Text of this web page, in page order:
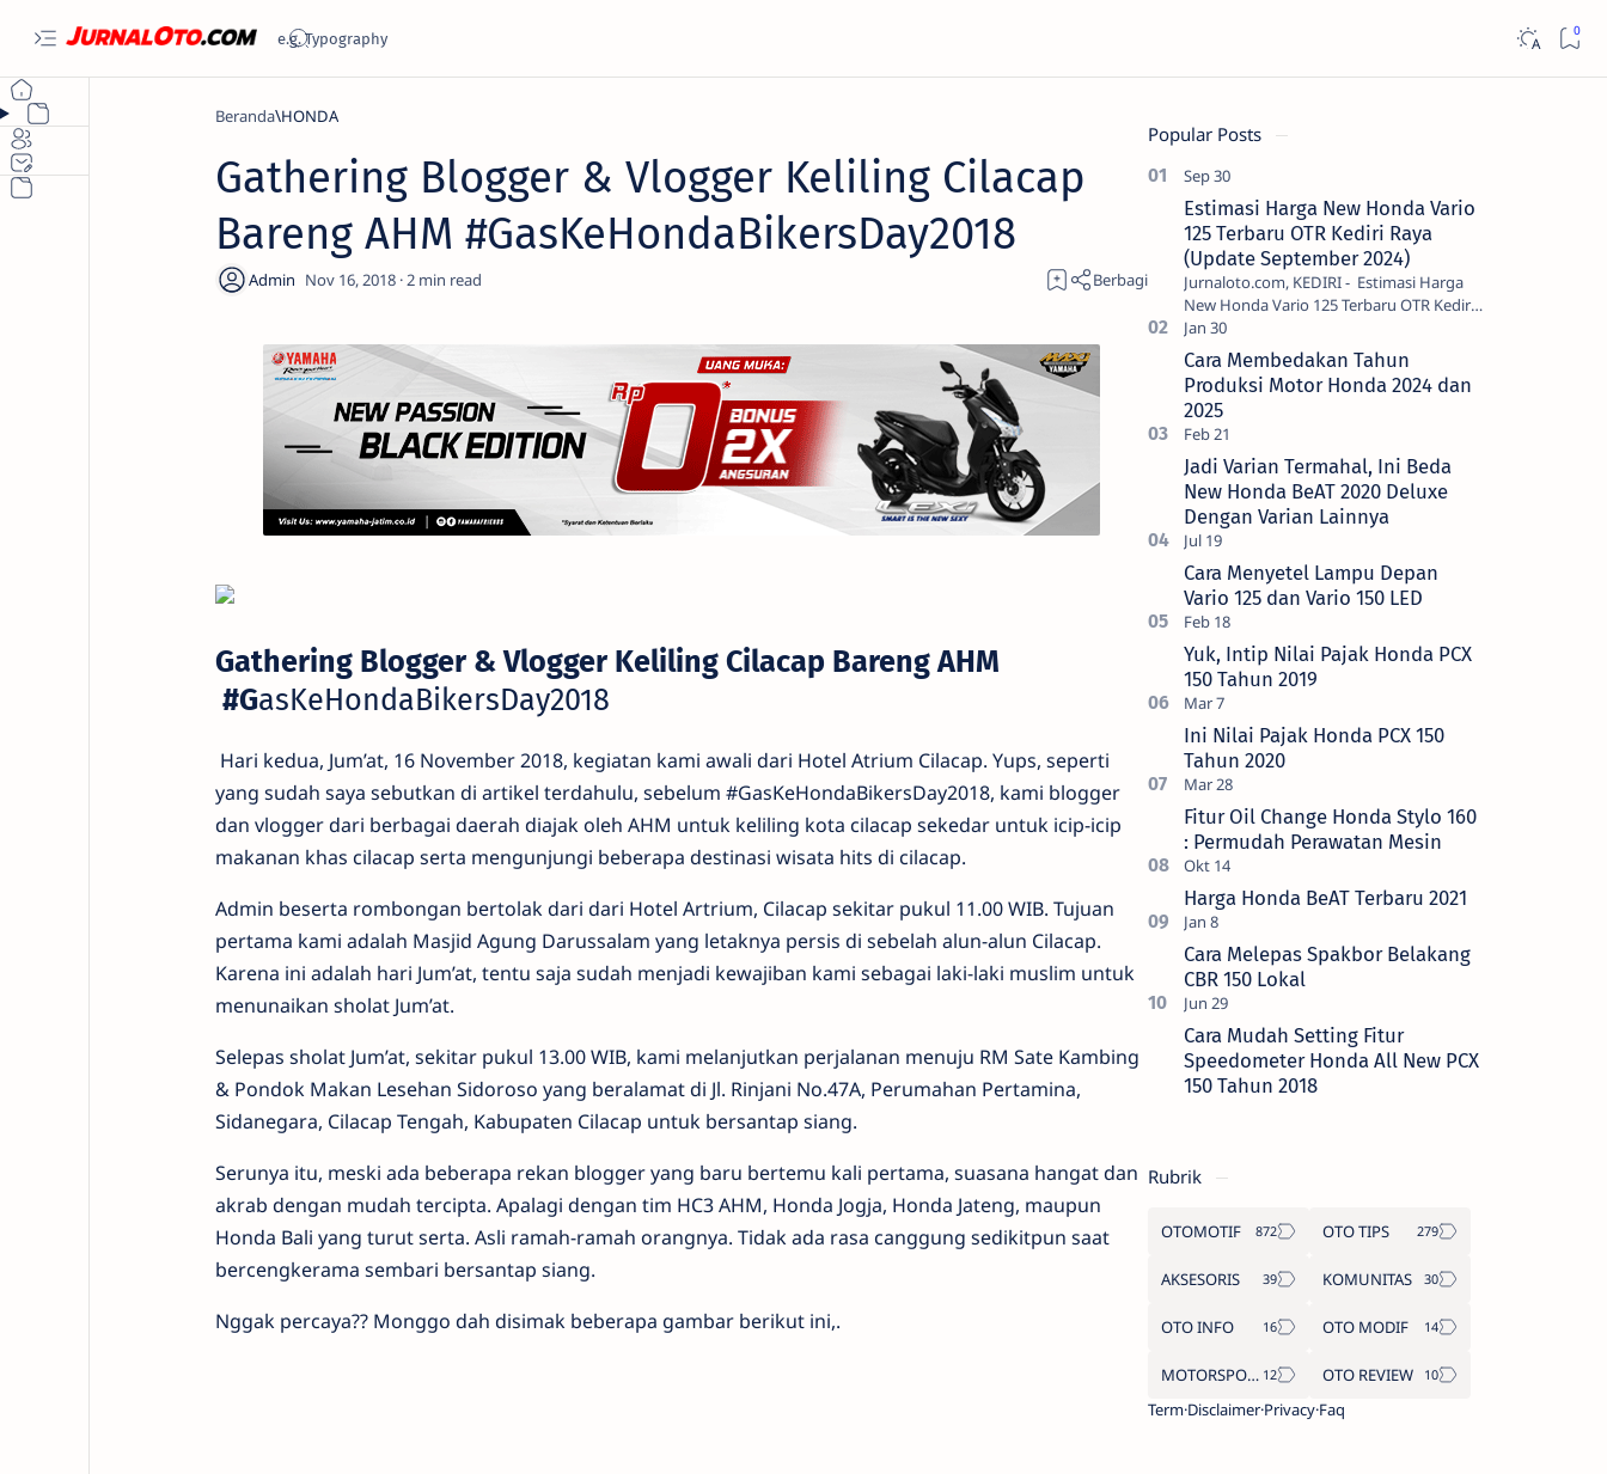
Beranda HONDA
Gathering Blogger & Vlogger Keliling Cilacap
Bareng AHM #GasKeHondaBikersDay2018
2
Gathering Blogger & Vlogger Keliling Cilacap Bareng AHM
#GasKeHondaBikersDay2018
Hari kedua, Jum’at, 16 November 2018, kegiatan kami awali dari Hotel Atrium Cilacap. Yups, seperti
yang sudah saya sebutkan di artikel terdahulu, sebelum #GasKeHondaBikersDay2018, kami blogger
dan vlogger dari berbagai daerah diajak oleh AHM untuk keliling kota cilacap sekedar untuk icip-icip
makanan khas cilacap serta mengunjungi beberapa destinasi wisata hits di cilacap.
Admin beserta rombongan bertolak dari dari Hotel Artrium, Cilacap sekitar pukul 11.00 WIB. Tujuan
pertama kami adalah Masjid Agung Darussalam yang letaknya persis di sebelah alun-alun Cilacap.
Karena ini adalah hari Jum’at, tentu saja sudah menjadi kewajiban kami sebagai laki-laki muslim untuk
menunaikan sholat Jum’at.
Selepas sholat Jum’at, sekitar pukul 13.00 WIB, kami melanjutkan perjalanan menuju RM Sate Kambing
& Pondok Makan Lesehan Sidoroso yang beralamat di Jl. Rinjani No.47A, Perumahan Pertamina,
Sidanegara, Cilacap Tengah, Kabupaten Cilacap untuk bersantap siang.
Serunya itu, meski ada beberapa rekan blogger yang baru bertemu kali pertama, suasana hangat dan
akrab dengan mudah tercipta. Apalagi dengan tim HC3 AHM, Honda Jogja, Honda Jateng, maupun
Honda Bali yang turut serta. Asli ramah-ramah orangnya. Tidak ada rasa canggung sedikitpun saat
bercengkerama sembari bersantap siang.
Nggak percaya?? Monggo dah disimak beberapa gambar berikut ini,.
Popular Posts
Estimasi Harga New Honda Vario
125 Terbaru OTR Kediri Raya
(Update September 2024)
Jurnaloto.com, KEDIRI - Estimasi Harga
New Honda Vario 125 Terbaru OTR Kediri
Raya (Update September 2024) Brosis
sekalian, PT Astra Honda Motor (AH…
Cara Membedakan Tahun
Produksi Motor Honda 2024 dan
2025
Jadi Varian Termahal, Ini Beda
New Honda BeAT 2020 Deluxe
Dengan Varian Lainnya
Cara Menyetel Lampu Depan
Vario 125 dan Vario 150 LED
Yuk, Intip Nilai Pajak Honda PCX
150 Tahun 2019
Ini Nilai Pajak Honda PCX 150
Tahun 2020
Fitur Oil Change Honda Stylo 160
: Permudah Perawatan Mesin
Harga Honda BeAT Terbaru 2021
Cara Melepas Spakbor Belakang
CBR 150 Lokal
Cara Mudah Setting Fitur
Speedometer Honda All New PCX
150 Tahun 2018
Rubrik
OTOMOTIF OTO TIPS
AKSESORIS KOMUNITAS
OTO INFO OTO MODIF
MOTORSPORT
OTO REVIEW
TermDisclaimerPrivacyFaq